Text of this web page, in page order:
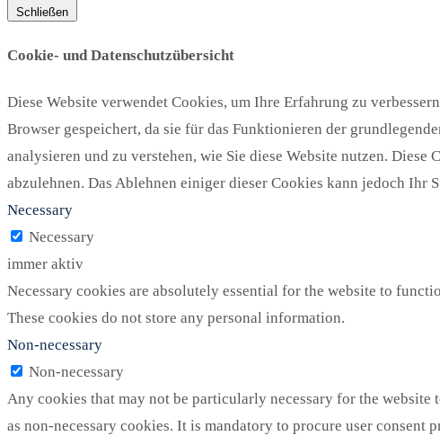
Schließen
Cookie- und Datenschutzübersicht
Diese Website verwendet Cookies, um Ihre Erfahrung zu
Browser gespeichert, da sie für das Funktionieren der
analysieren und zu verstehen, wie Sie diese Website nutzen.
abzulehnen. Das Ablehnen einiger dieser Cookies kann jedoch Ihr
Necessary
Necessary
immer aktiv
Necessary cookies are absolutely essential for the website to
These cookies do not store any personal information.
Non-necessary
Non-necessary
Any cookies that may not be particularly necessary for the
as non-necessary cookies. It is mandatory to procure user consent